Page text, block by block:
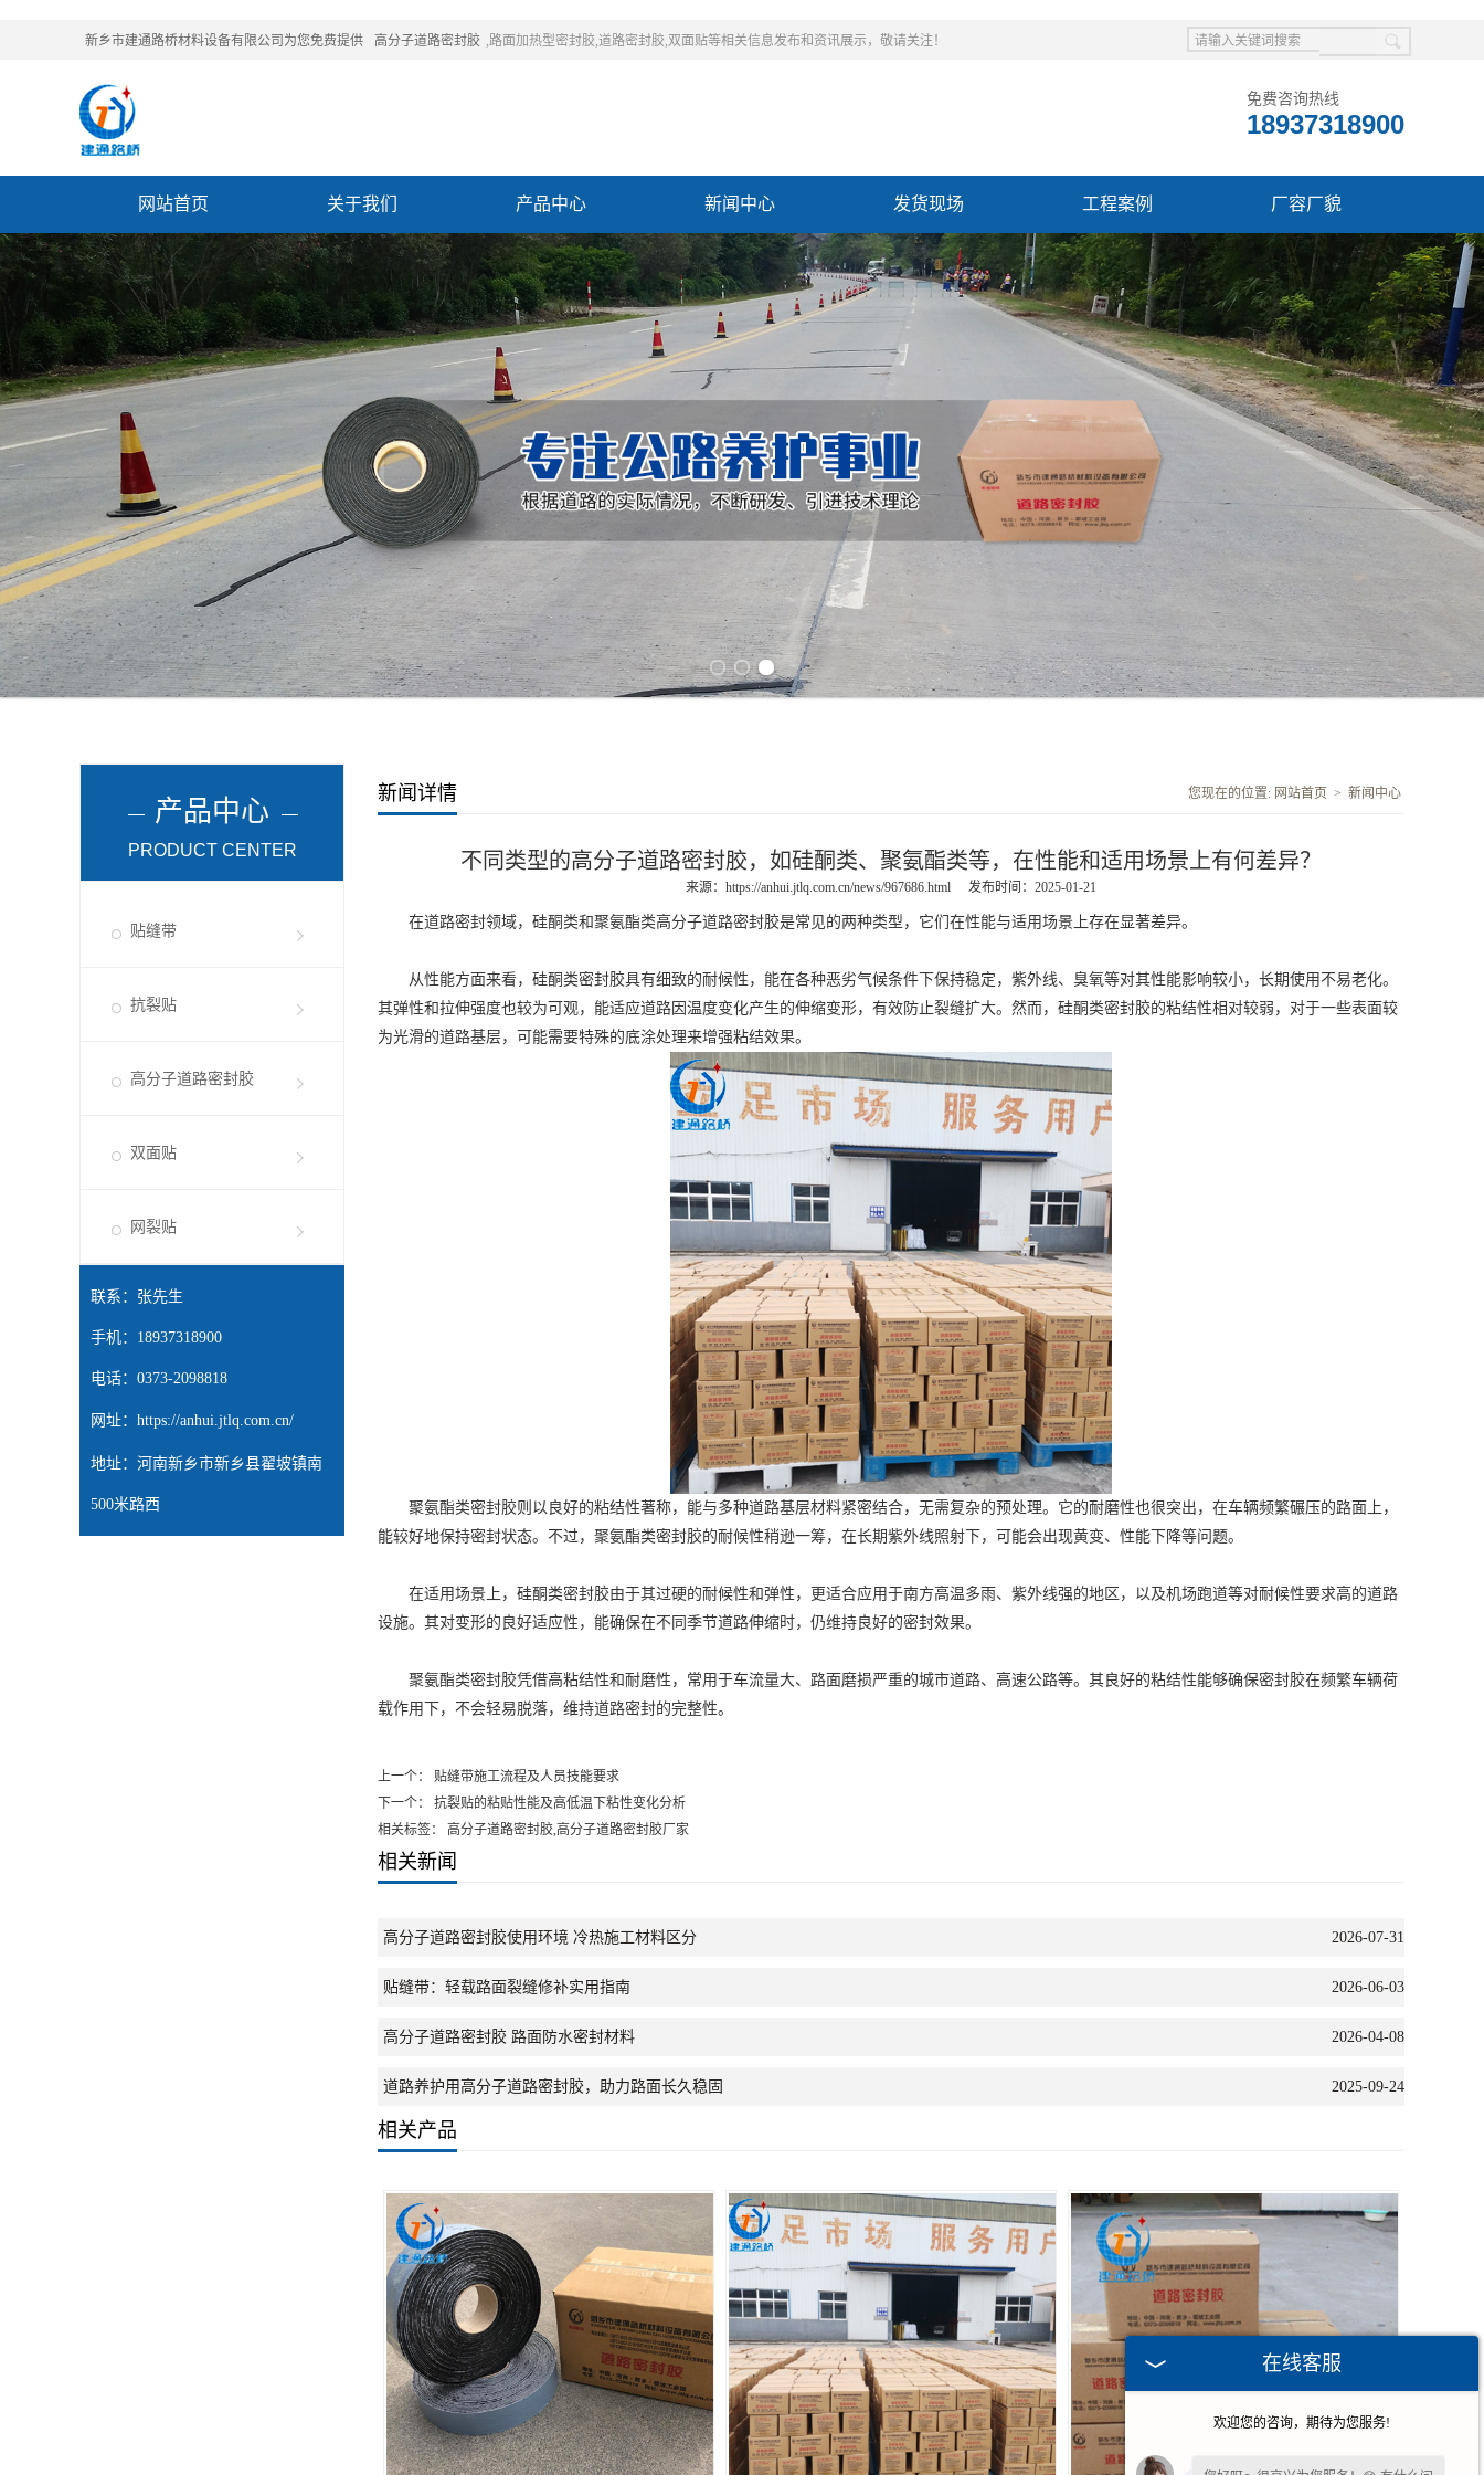
新乡市建通路桥材料设备有限公司为您免费提供 高分子道路密封胶 ,路面加热型密封胶,道路密封胶,双面贴等相关信息发布和资讯展示，敬请关注！
免费咨询热线
18937318900
网站首页 关于我们 产品中心 新闻中心 发货现场 工程案例 厂容厂貌
联系我们
产品中心
PRODUCT CENTER
贴缝带
抗裂贴
高分子道路密封胶
双面贴
网裂贴
联系：张先生
手机：18937318900
电话：0373-2098818
网址： https://anhui.jtlq.com.cn/
地址：河南新乡市新乡县翟坡镇南
500米路西
新闻详情 您现在的位置: 网站首页 > 新闻中心
不同类型的高分子道路密封胶，如硅酮类、聚氨酯类等，在性能和适用场景上有何差异？
来源： https://anhui.jtlq.com.cn/news/967686.html 发布时间：2025-01-21
在道路密封领域，硅酮类和聚氨酯类高分子道路密封胶是常见的两种类型，它们在性能与适用场景上存在显著差异。
从性能方面来看，硅酮类密封胶具有细致的耐候性，能在各种恶劣气候条件下保持稳定，紫外线、臭氧等对其性能影响较小，长期使用不易老化。
其弹性和拉伸强度也较为可观，能适应道路因温度变化产生的伸缩变形，有效防止裂缝扩大。然而，硅酮类密封胶的粘结性相对较弱，对于一些表面较
为光滑的道路基层，可能需要特殊的底涂处理来增强粘结效果。
聚氨酯类密封胶则以良好的粘结性著称，能与多种道路基层材料紧密结合，无需复杂的预处理。它的耐磨性也很突出，在车辆频繁碾压的路面上，
能较好地保持密封状态。不过，聚氨酯类密封胶的耐候性稍逊一筹，在长期紫外线照射下，可能会出现黄变、性能下降等问题。
在适用场景上，硅酮类密封胶由于其过硬的耐候性和弹性，更适合应用于南方高温多雨、紫外线强的地区，以及机场跑道等对耐候性要求高的道路
设施。其对变形的良好适应性，能确保在不同季节道路伸缩时，仍维持良好的密封效果。
聚氨酯类密封胶凭借高粘结性和耐磨性，常用于车流量大、路面磨损严重的城市道路、高速公路等。其良好的粘结性能够确保密封胶在频繁车辆荷
载作用下，不会轻易脱落，维持道路密封的完整性。
上一个：
贴缝带施工流程及人员技能要求
下一个：
抗裂贴的粘贴性能及高低温下粘性变化分析
相关标签： 高分子道路密封胶,高分子道路密封胶厂家
相关新闻
高分子道路密封胶使用环境 冷热施工材料区分 2026-07-31
贴缝带：轻载路面裂缝修补实用指南 2026-06-03
高分子道路密封胶 路面防水密封材料 2026-04-08
道路养护用高分子道路密封胶，助力路面长久稳固 2025-09-24
相关产品
在线客服
欢迎您的咨询，期待为您服务!